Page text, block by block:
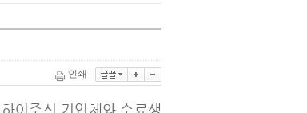
인쇄
여주신 기업체와 수료생